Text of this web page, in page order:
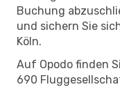
Buchung
und sichern Sie
Köln.
Auf Opodo finden
690